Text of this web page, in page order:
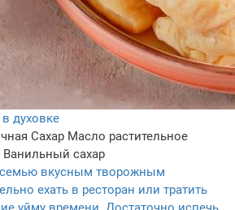
духовке
Сахар Масло растительное
Ванильный сахар
вкусным творожным
ехать в ресторан или тратить